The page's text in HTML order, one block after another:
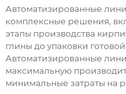
Автоматизированные
комплексные решения,
этапы производства
глины до упаковки
Автоматизированные
максимальную
минимальные затраты на